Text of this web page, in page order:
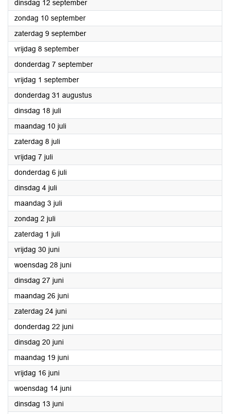
dinsdag 12 september2023
zondag 10 september2023
zaterdag 9 september2023
vrijdag 8 september2023
donderdag 7 september2023
vrijdag 1 september2023
donderdag 31 augustus2023
dinsdag 18 juli2023
maandag 10 juli2023
zaterdag 8 juli2023
vrijdag 7 juli2023
donderdag 6 juli2023
dinsdag 4 juli2023
maandag 3 juli2023
zondag 2 juli2023
zaterdag 1 juli2023
vrijdag 30 juni2023
woensdag 28 juni2023
dinsdag 27 juni2023
maandag 26 juni2023
zaterdag 24 juni2023
donderdag 22 juni2023
dinsdag 20 juni2023
maandag 19 juni2023
vrijdag 16 juni2023
woensdag 14 juni2023
dinsdag 13 juni2023